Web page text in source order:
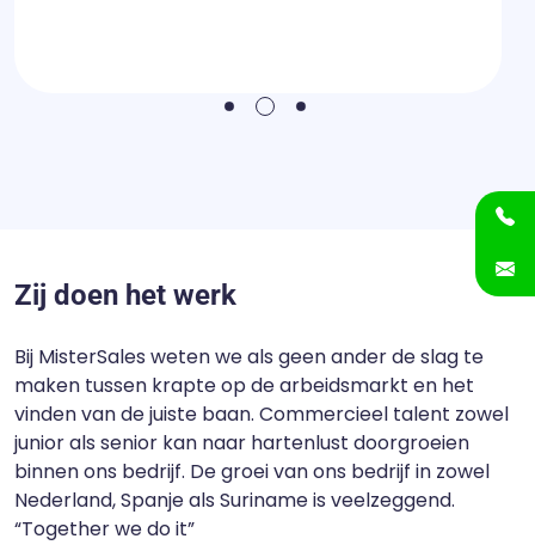
1 2 3
Zij doen het werk
Bij MisterSales weten we als geen ander de slag te
maken tussen krapte op de arbeidsmarkt en het
vinden van de juiste baan. Commercieel talent zowel
junior als senior kan naar hartenlust doorgroeien
binnen ons bedrijf. De groei van ons bedrijf in zowel
Nederland, Spanje als Suriname is veelzeggend.
“Together we do it”